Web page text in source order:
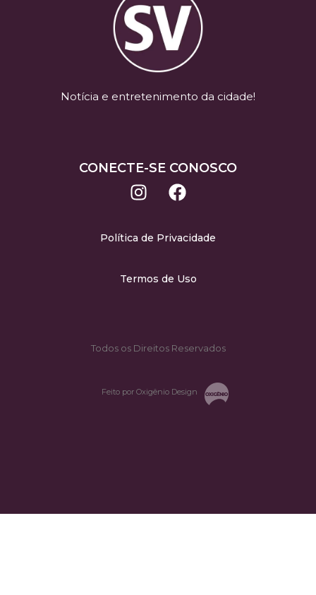
Notícia e entretenimento da cidade!
CONECTE-SE CONOSCO
Política de Privacidade
Termos de Uso
Todos os Direitos Reservados
Feito por Oxigênio Design